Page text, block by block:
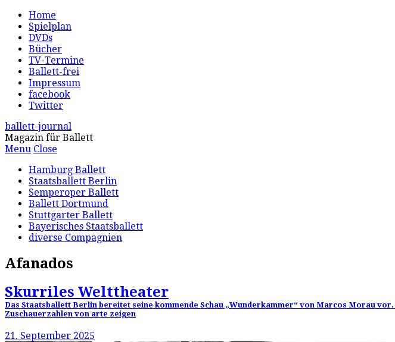
Home
Spielplan
DVDs
Bücher
TV-Termine
Ballett-frei
Impressum
facebook
Twitter
ballett-journal
Magazin für Ballett
Menu Close
Hamburg Ballett
Staatsballett Berlin
Semperoper Ballett
Ballett Dortmund
Stuttgarter Ballett
Bayerisches Staatsballett
diverse Compagnien
Afanados
Skurriles Welttheater
Das Staatsballett Berlin bereitet seine kommende Schau „Wunderkammer“ von Marcos Morau
Zuschauerzahlen von arte zeigen
21. September 2025